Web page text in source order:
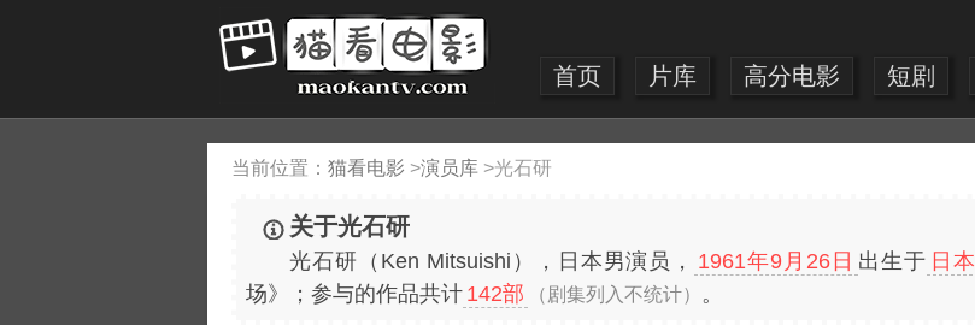
首页 片库 高分电影 短剧
当前位置： 猫看电影 >演员库 >光石研
关于光石研
光石研（Ken Mitsuishi），日本男演员， 1961年9月26日 出生于 日
场》；参与的作品共计 142部 （剧集列入不统计） 。